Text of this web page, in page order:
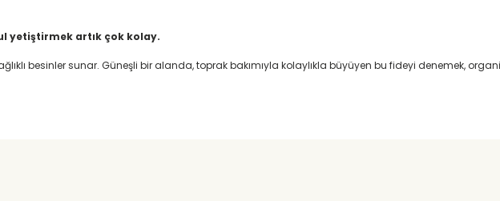
yetiştirmek artık çok kolay.
besinler sunar. Güneşli bir alanda, toprak bakımıyla kolaylıkla büyüyen bu fideyi denemek,